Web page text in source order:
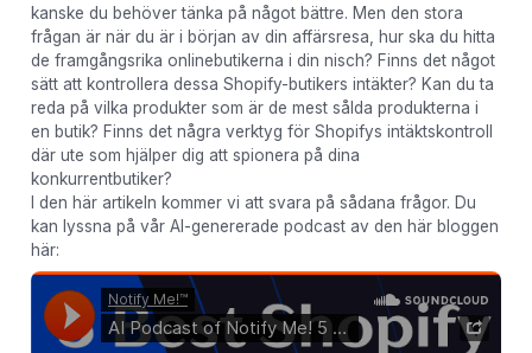
kanske du behöver tänka på något bättre. Men den stora
frågan är när du är i början av din affärsresa, hur ska du hitta
de framgångsrika onlinebutikerna i din nisch? Finns det något
sätt att kontrollera dessa Shopify-butikers intäkter? Kan du ta
reda på vilka produkter som är de mest sålda produkterna i
en butik? Finns det några verktyg för Shopifys intäktskontroll
där ute som hjälper dig att spionera på dina
konkurrentbutiker?
I den här artikeln kommer vi att svara på sådana frågor. Du
kan lyssna på vår AI-genererade podcast av den här bloggen
här: